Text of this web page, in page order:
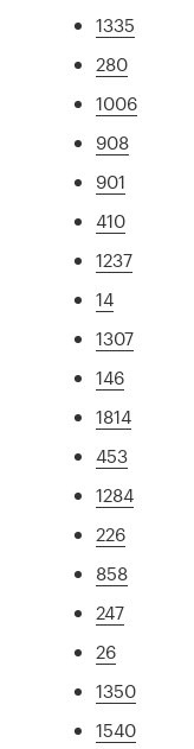
1335
280
1006
908
901
410
1237
14
1307
146
1814
453
1284
226
858
247
26
1350
1540